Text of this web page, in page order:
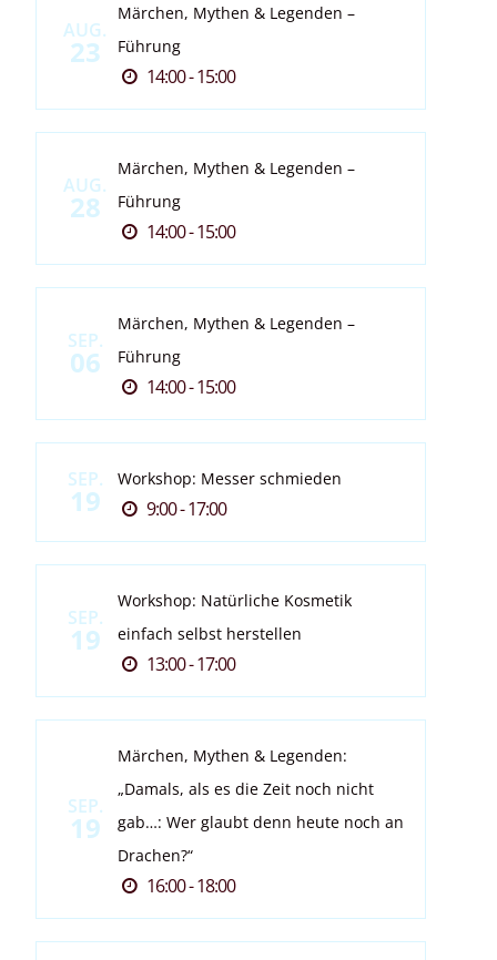
AUG.
23
Märchen, Mythen & Legenden –
Führung
14:00 - 15:00
AUG.
28
Märchen, Mythen & Legenden –
Führung
14:00 - 15:00
SEP.
06
Märchen, Mythen & Legenden –
Führung
14:00 - 15:00
SEP.
19
Workshop: Messer schmieden
9:00 - 17:00
SEP.
19
Workshop: Natürliche Kosmetik
einfach selbst herstellen
13:00 - 17:00
SEP.
19
Märchen, Mythen & Legenden:
„Damals, als es die Zeit noch nicht
gab…: Wer glaubt denn heute noch an
Drachen?“
16:00 - 18:00